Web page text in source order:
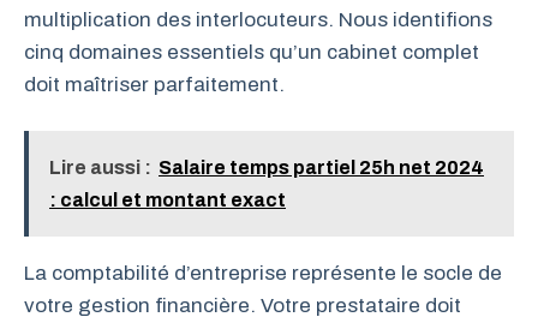
multiplication des interlocuteurs. Nous identifions
cinq domaines essentiels qu’un cabinet complet
doit maîtriser parfaitement.
Lire aussi : Salaire temps partiel 25h net 2024
: calcul et montant exact
La comptabilité d’entreprise représente le socle de
votre gestion financière. Votre prestataire doit